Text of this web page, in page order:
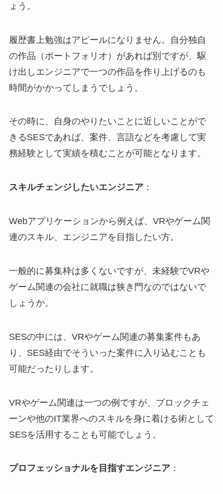
ょう。
履歴書上勉強はアピールになりません。自分独自
の作品（ポートフォリオ）があれば別ですが、駆
け出しエンジニアで一つの作品を作り上げるのも
時間がかかってしまうでしょう。
その時に、自身のやりたいことに近しいことがで
きるSESであれば、案件、言語などを考慮して実
務経験として実績を積むことが可能となります。
スキルチェンジしたいエンジニア：
Webアプリケーションから例えば、VRやゲーム関
連のスキル、エンジニアを目指したい方。
一般的に募集枠は多くないですが、未経験でVRや
ゲーム関連の会社に就職は狭き門なのではないで
しょうか。
SESの中には、VRやゲーム関連の募集案件もあ
り、SES経由でそういった案件に入り込むことも
可能だったりします。
VRやゲーム関連は一つの例ですが、ブロックチェ
ーンや他のIT業界へのスキルを身に着ける術として
SESを活用することも可能でしょう。
プロフェッショナルを目指すエンジニア：